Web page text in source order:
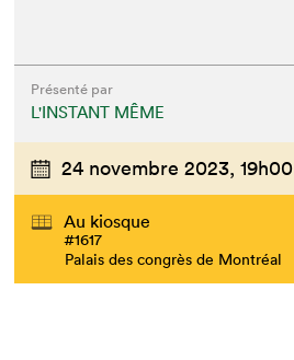
Présenté par
L'INSTANT MÊME
24 novembre 2023, 19h00
Au kiosque
#1617
Palais des congrès de Montréal